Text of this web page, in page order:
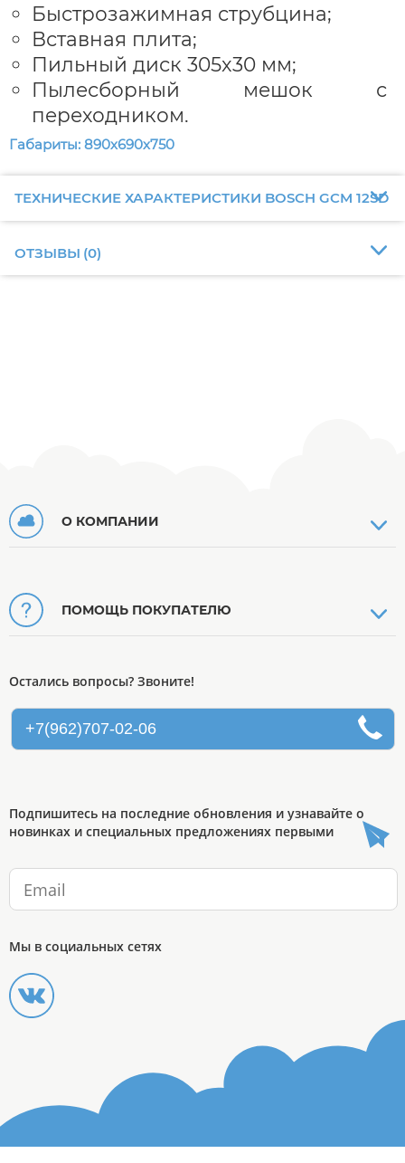
Быстрозажимная струбцина;
Вставная плита;
Пильный диск 305x30 мм;
Пылесборный мешок с
переходником.
Габариты: 890х690х750
ТЕХНИЧЕСКИЕ ХАРАКТЕРИСТИКИ BOSCH GCM 12SD
ОТЗЫВЫ (0)
О КОМПАНИИ
ПОМОЩЬ ПОКУПАТЕЛЮ
Остались вопросы? Звоните!
+7(962)707-02-06
Подпишитесь на последние обновления и узнавайте о
новинках и специальных предложениях первыми
Мы в социальных сетях